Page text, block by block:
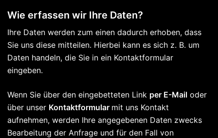
Wie erfassen wir Ihre Daten?
Ihre Daten werden zum einen dadurch erhoben, dass
Sie uns diese mitteilen. Hierbei kann es sich z. B. um
Daten handeln, die Sie in ein Kontaktformular
eingeben.
Wenn Sie über den eingebetteten Link per E-Mail oder
über unser Kontaktformular mit uns Kontakt
aufnehmen, werden Ihre angegebenen Daten zwecks
Bearbeitung der Anfrage und für den Fall von